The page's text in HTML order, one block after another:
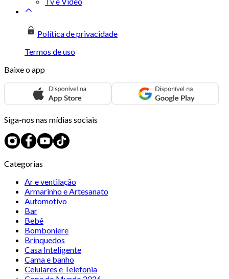
Política de privacidade
Termos de uso
Baixe o app
Siga-nos nas mídias sociais
Categorias
Ar e ventilação
Armarinho e Artesanato
Automotivo
Bar
Bebê
Bomboniere
Brinquedos
Casa Inteligente
Cama e banho
Celulares e Telefonia